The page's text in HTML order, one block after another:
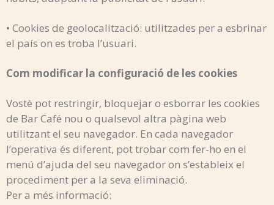
• Cookies de geolocalització: utilitzades per a esbrinar
el país on es troba l’usuari.
Com modificar la configuració de les cookies
Vostè pot restringir, bloquejar o esborrar les cookies
de Bar Café nou o qualsevol altra pàgina web
utilitzant el seu navegador. En cada navegador
l’operativa és diferent, pot trobar com fer-ho en el
menú d’ajuda del seu navegador on s’estableix el
procediment per a la seva eliminació.
Per a més informació: